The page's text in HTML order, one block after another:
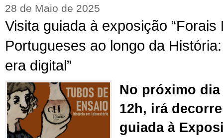
28 de Maio de 2025
Visita guiada à exposição “Forais
Portugueses ao longo da
era digital”
No próximo
12h, irá
guiada à